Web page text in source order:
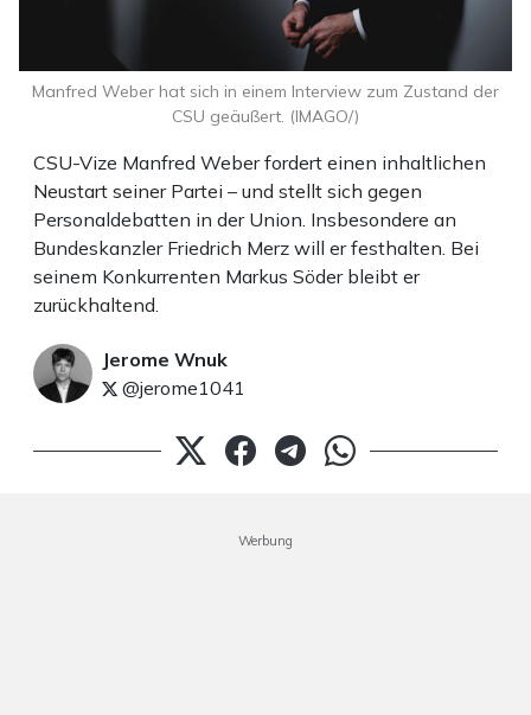
CSU-Vize Manfred Weber fordert einen inhaltlichen
Neustart seiner Partei – und stellt sich gegen
Personaldebatten in der Union. Insbesondere an
Bundeskanzler Friedrich Merz will er festhalten. Bei
seinem Konkurrenten Markus Söder bleibt er
zurückhaltend.
Jerome Wnuk
@jerome1041
Manfred Weber hat sich in einem Interview zum Zustand der
CSU geäußert. (IMAGO/)
Werbung